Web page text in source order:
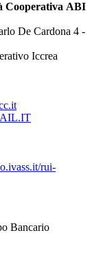
Cooperativa ABI
De Cardona 4 -
Iccrea
rui-
Bancario